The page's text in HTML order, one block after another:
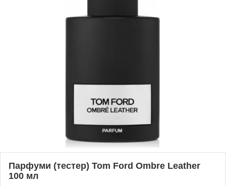
Парфуми (тестер) Tom Ford Ombre Leather
100 мл